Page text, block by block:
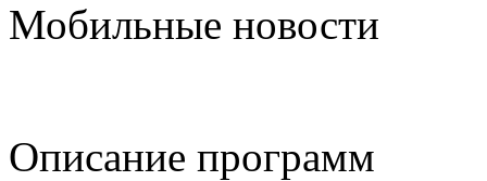
Мобильные новости
Описание программ